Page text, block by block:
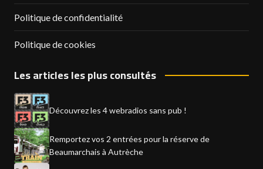
Politique de confidentialité
Politique de cookies
Les articles les plus consultés
Découvrez les 4 webradios sans pub !
Remportez vos 2 entrées pour la réserve de
Beaumarchais à Autrèche